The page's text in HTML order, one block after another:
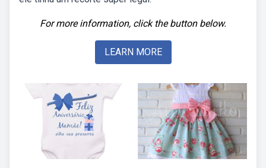
For more information, click the button below.
LEARN MORE